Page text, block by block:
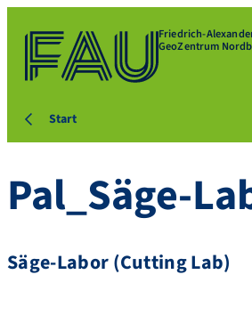
Friedrich-
GeoZentrum
Start
Pal_Säge-
Säge-Labor (Cutting Lab)